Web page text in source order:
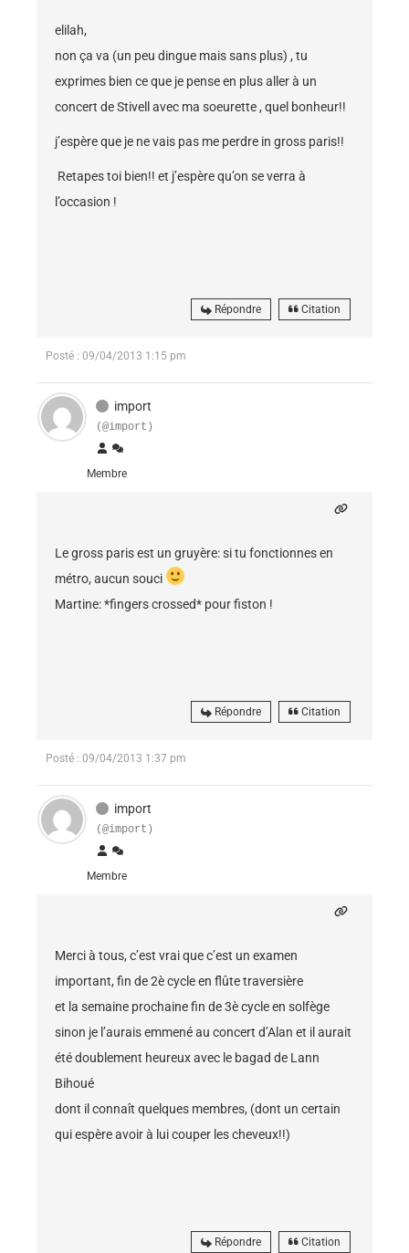
elilah,
non ça va (un peu dingue mais sans plus) , tu
exprimes bien ce que je pense en plus aller à un
concert de Stivell avec ma soeurette , quel bonheur!!
j’espère que je ne vais pas me perdre in gross paris!!
Retapes toi bien!! et j’espère qu’on se verra à
l’occasion !
Répondre Citation
Posté : 09/04/2013 1:15 pm
import
(@import)
Membre
Le gross paris est un gruyère: si tu fonctionnes en
métro, aucun souci
Martine: *fingers crossed* pour fiston !
Répondre Citation
Posté : 09/04/2013 1:37 pm
import
(@import)
Membre
Merci à tous, c’est vrai que c’est un examen
important, fin de 2è cycle en flûte traversière
et la semaine prochaine fin de 3è cycle en solfège
sinon je l’aurais emmené au concert d’Alan et il aurait
été doublement heureux avec le bagad de Lann
Bihoué
dont il connaît quelques membres, (dont un certain
qui espère avoir à lui couper les cheveux!!)
Répondre Citation